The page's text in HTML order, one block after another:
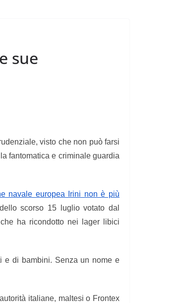
sue
visto che non può farsi
fantomatica e criminale guardia
navale europea Irini non è più
scorso 15 luglio votato dal
ha ricondotto nei lager libici
e di bambini. Senza un nome e
italiane, maltesi o Frontex